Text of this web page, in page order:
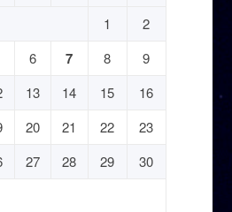
1
2
6 7 8
9
13 14 15
16
20 21 22
23
27 28 29
30